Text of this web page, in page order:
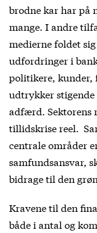
brodne kar har på
mange. I andre
medierne foldet
udfordringer i
politikere, kunder,
udtrykker
adfærd. Sektorens
tillidskrise reel.
centrale områder
samfundsansvar,
bidrage til den
Kravene til den
både i antal og